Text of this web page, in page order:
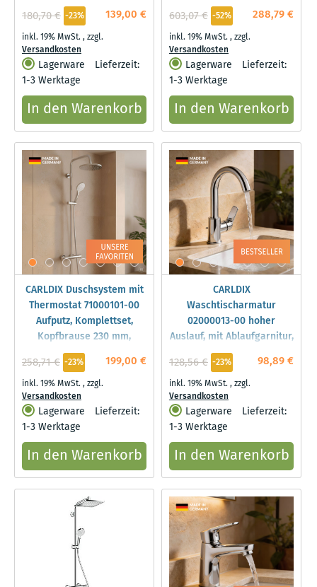
230 mm, Chrom
139,00 €
180,70 € -23%
inkl. 19% MwSt.,zzgl.
Versandkosten
Lagerware
Lieferzeit:
1-3 Werktage
In den Warenkorb
288,79 €
603,07 € -52%
inkl. 19% MwSt.,zzgl.
Versandkosten
Lagerware
Lieferzeit:
1-3 Werktage
In den Warenkorb
CARLDIX Duschsystem mit
Thermostat 71000101-00
Aufputz, Komplettset,
Kopfbrause 230 mm,
Chrom
199,00 €
258,71 € -23%
inkl. 19% MwSt.,zzgl.
Versandkosten
Lagerware
Lieferzeit:
1-3 Werktage
In den Warenkorb
CARLDIX
Waschtischarmatur
02000013-00 hoher
Auslauf, mit Ablaufgarnitur,
chrom
98,89 €
128,56 € -23%
inkl. 19% MwSt.,zzgl.
Versandkosten
Lagerware
Lieferzeit:
1-3 Werktage
In den Warenkorb